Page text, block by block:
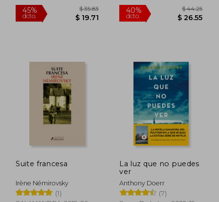
Suite francesa
Irène Némirovsky
(1)
La luz que no puedes
ver
Anthony Doerr
(7)